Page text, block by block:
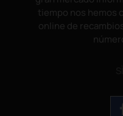
tiempo nos hemos
online de